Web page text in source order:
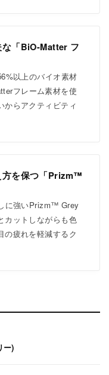
「BiO-Matter フ
以上のバイオ素材
フレーム素材を使
からアクティビティ
方を保つ「Prizm™
に強いPrizm™ Grey
カットしながらも色
の疲れを軽減するク
ー)